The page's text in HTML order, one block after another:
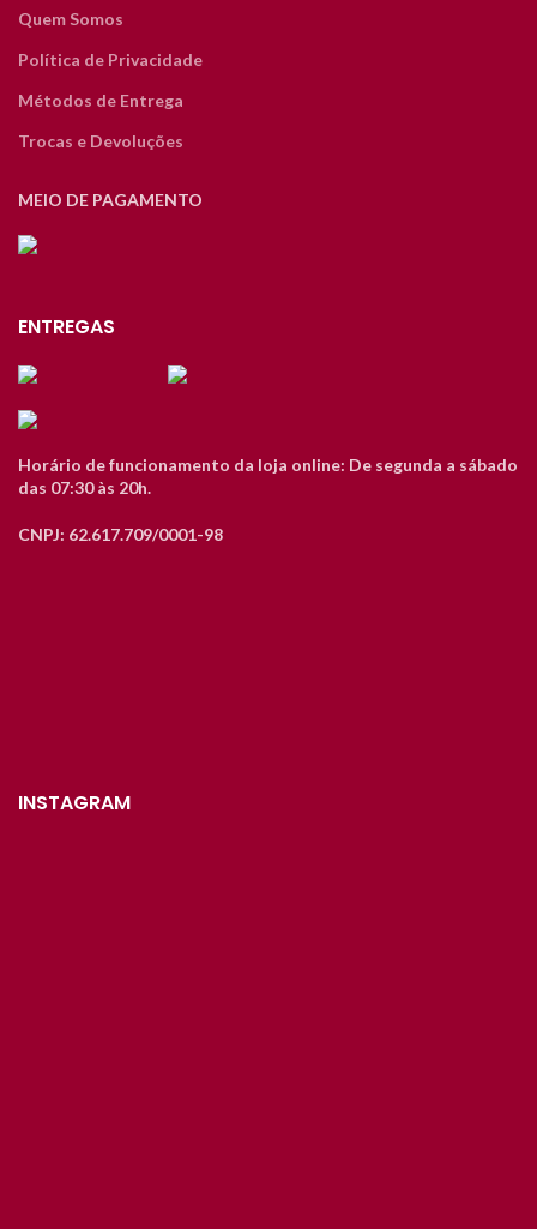
Quem Somos
Política de Privacidade
Métodos de Entrega
Trocas e Devoluções
MEIO DE PAGAMENTO
ENTREGAS
Horário de funcionamento da loja online: De segunda a sábado
das 07:30 às 20h.
CNPJ: 62.617.709/0001-98
INSTAGRAM